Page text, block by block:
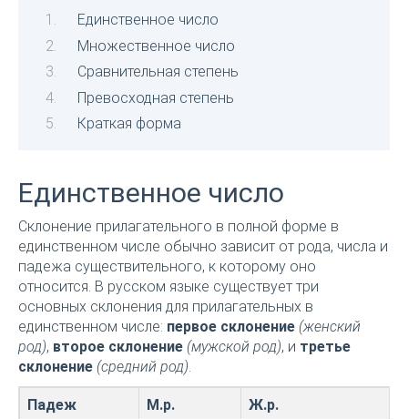
Единственное число
Множественное число
Сравнительная степень
Превосходная степень
Краткая форма
Единственное число
Склонение прилагательного в полной форме в
единственном числе обычно зависит от рода, числа и
падежа существительного, к которому оно
относится. В русском языке существует три
основных склонения для прилагательных в
единственном числе: первое склонение (женский
род), второе склонение (мужской род), и третье
склонение (средний род).
Падеж М.р. Ж.р.